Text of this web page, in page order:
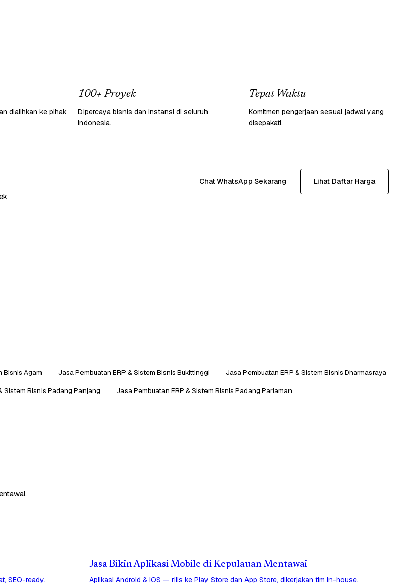
dialihkan ke pihak
100+ Proyek
Dipercaya bisnis dan instansi di seluruh
Indonesia.
Tepat Waktu
Komitmen pengerjaan sesuai jadwal yang
disepakati.
Chat WhatsApp Sekarang Lihat Daftar Harga
Bisnis Agam Jasa Pembuatan ERP & Sistem Bisnis Bukittinggi
Jasa Pembuatan ERP & Sistem Bisnis Dharmasraya
Sistem Bisnis Padang Panjang
Jasa Pembuatan ERP & Sistem Bisnis Padang Pariaman
SEO-ready.
Jasa Bikin Aplikasi Mobile di Kepulauan Mentawai
Aplikasi Android & iOS — rilis ke Play Store dan App Store, dikerjakan tim in-house.